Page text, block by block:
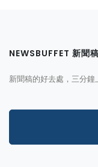
NEWSBUFFET 新聞
新聞稿的好去處，三分鐘